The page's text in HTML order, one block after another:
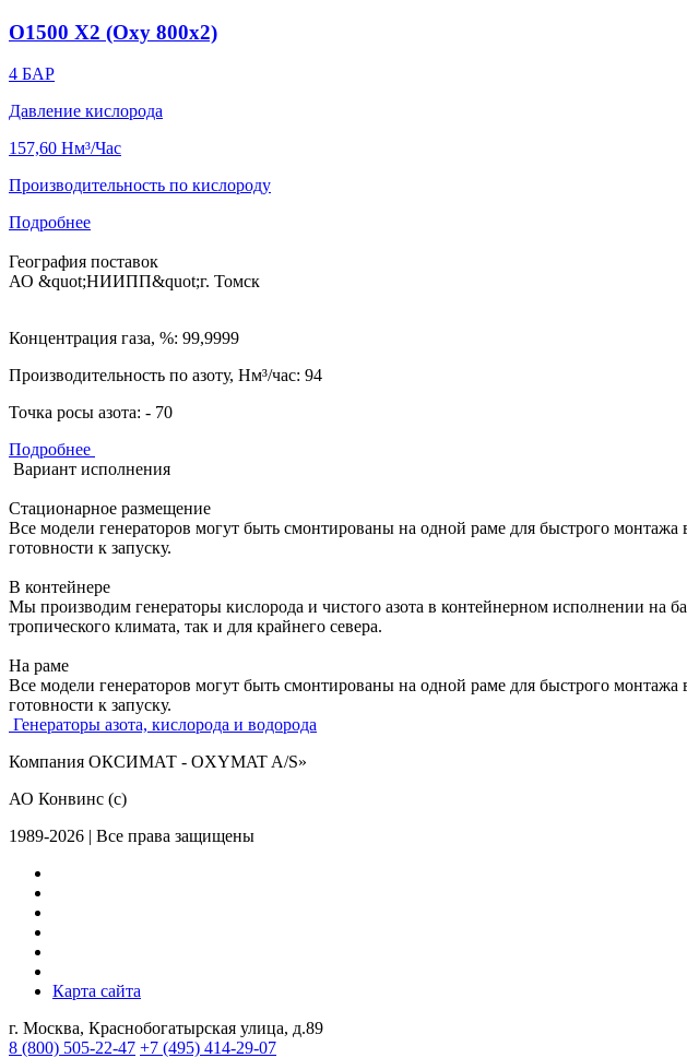
O1500 X2 (Oxy 800x2)
4 БАР
Давление кислорода
157,60 Нм³/Час
Производительность по кислороду
Подробнее
География поставок
АО &quot;НИИПП&quot;г. Томск
Концентрация газа, %: 99,9999
Производительность по азоту, Нм³/час: 94
Точка росы азота: - 70
Подробнее
Вариант исполнения
Стационарное размещение
Все модели генераторов могут быть смонтированы на одной раме для быстрого
готовности к запуску.
В контейнере
Мы производим генераторы кислорода и чистого азота в контейнерном исполнении на
тропического климата, так и для крайнего севера.
На раме
Все модели генераторов могут быть смонтированы на одной раме для быстрого
готовности к запуску.
Генераторы азота, кислорода и водорода
Компания ОКСИМАТ - OXYMAT A/S»
АО Конвинс (с)
1989-2026 | Все права защищены
Карта сайта
г. Москва, Краснобогатырская улица, д.89
8 (800) 505-22-47 +7 (495) 414-29-07